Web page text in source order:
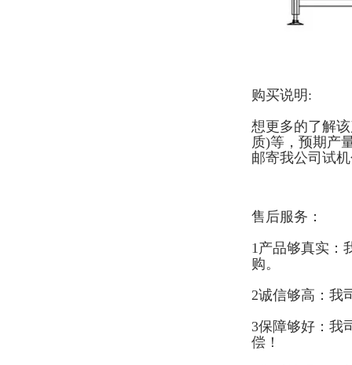
购买说明:
想更多的了解
质)等，预期产
邮寄我公司试
售后服务：
1产品够真实：
购。
2诚信够高：我
3保障够好：我
偿！